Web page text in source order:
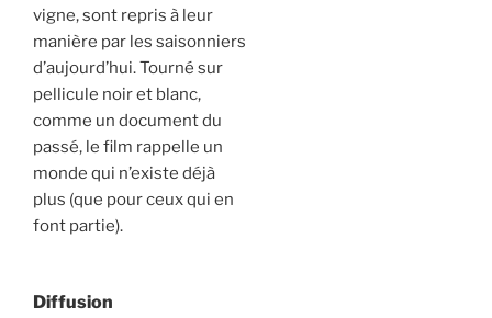
vigne, sont repris à leur
manière par les saisonniers
d’aujourd’hui. Tourné sur
pellicule noir et blanc,
comme un document du
passé, le film rappelle un
monde qui n’existe déjà
plus (que pour ceux qui en
font partie).
Diffusion